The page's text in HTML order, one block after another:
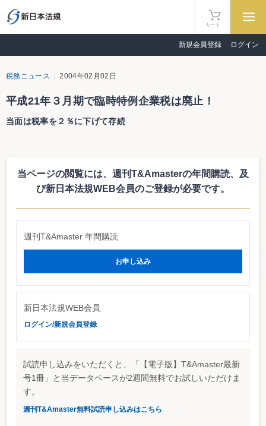
カート
新規会員登録 ログイン
税務ニュース 2004年02月02日
平成21年３月期で臨時特例企業税は廃止！
当面は税率を２％に下げて存続
定例議会で条例の改正を行う予定だ。
臨時特例企業税は、資本金等が5億円以上の法人を対象に平成13年8月1日以
後開始事業年度から法定外普通税として導入したもの。繰越欠損金の控除制度
対象とされるもので、法人事業税の所得金額の計算上、損金に算入することと
いた。
外形標準課税導入までの臨時的措置として導入されたものだが、神奈川県地
方税制等研究会が「応益性・公平性の確保」や「安定性の確保」などの外形標
当ページの閲覧には、週刊T&Amasterの年間購読、 及
び新日本法規WEB会員のご登録が必要です。
週刊T&Amaster 年間購読
お申し込み
新日本法規WEB会員
ログイン/新規会員登録
試読申し込みをいただくと、「【電子版】T&Amaster最新
号1冊」と当データベースが2週間無料でお試しいただけま
す。
週刊T&Amaster無料試読申し込みはこちら